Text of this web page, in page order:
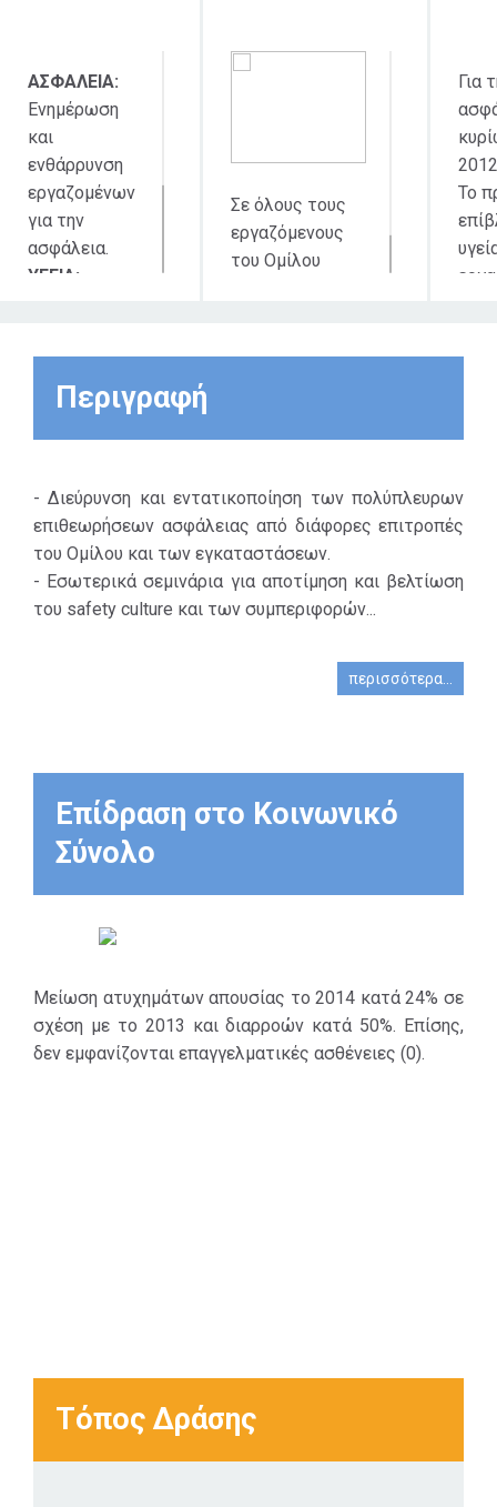
ΑΣΦΑΛΕΙΑ:
Ενημέρωση
και
ενθάρρυνση
εργαζομένων
για την
ασφάλεια.
ΥΓΕΙΑ:
υγείας
εργαζομένων.
Σε όλους τους
εργαζόμενους
του Ομίλου
Για
Το
Περιγραφή
- Διεύρυνση και εντατικοποίηση των πολύπλευρων
επιθεωρήσεων ασφάλειας από διάφορες επιτροπές
του Ομίλου και των εγκαταστάσεων.
- Εσωτερικά σεμινάρια για αποτίμηση και βελτίωση
του safety culture και των συμπεριφορών...
περισσότερα...
Επίδραση στο Κοινωνικό
Σύνολο
Μείωση ατυχημάτων απουσίας το 2014 κατά 24% σε
σχέση με το 2013 και διαρροών κατά 50%. Επίσης,
δεν εμφανίζονται επαγγελματικές ασθένειες (0).
Τόπος Δράσης